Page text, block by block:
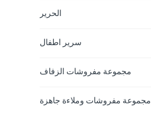
الحرير
سرير اطفال
مجموعة مفروشات الزفاف
مجموعة مفروشات وملاءة جاهزة